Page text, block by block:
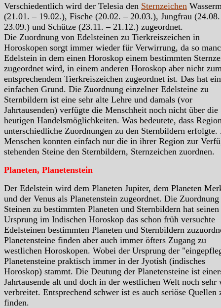
Verschiedentlich wird der Telesia den Sternzeichen
(21.01. – 19.02.), Fische (20.02. – 20.03.), Jungfrau
23.09.) und Schütze (23.11. – 21.12.) zugeordnet.
Die Zuordnung von Edelsteinen zu Tierkreiszeichen in
Horoskopen sorgt immer wieder für Verwirrung, da so
Edelstein in dem einen Horoskop einem bestimmten
zugeordnet wird, in einem anderen Horoskop aber nicht
entsprechendem Tierkreiszeichen zugeordnet ist. Das hat
einfachen Grund. Die Zuordnung einzelner Edelsteine zu
Sternbildern ist eine sehr alte Lehre und damals (vor
Jahrtausenden) verfügte die Menschheit noch nicht über die
heutigen Handelsmöglichkeiten. Was bedeutete, dass
unterschiedliche Zuordnungen zu den Sternbildern erfolgte.
Menschen konnten einfach nur die in ihrer Region zur
stehenden Steine den Sternbildern, Sternzeichen zuordnen.
Planeten, Planetenstein
Der Edelstein wird dem Planeten Jupiter, dem Planeten
und der Venus als Planetenstein zugeordnet. Die
Steinen zu bestimmten Planeten und Sternbildern hat seinen
Ursprung im Indischen Horoskop das schon früh versuchte
Edelsteinen bestimmten Planeten und Sternbildern
Planetensteine finden aber auch immer öfters Zugang zu
westlichen Horoskopen. Wobei der Ursprung der
Planetensteine praktisch immer in der Jyotish (indisches
Horoskop) stammt. Die Deutung der Planetensteine ist
Jahrtausende alt und doch in der westlichen Welt noch sehr
verbreitet. Entsprechend schwer ist es auch seriöse Quellen
finden.